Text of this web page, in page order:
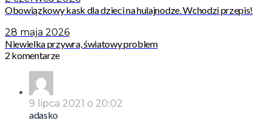
Obowiązkowy kask dla dzieci na hulajnodze. Wchodzi przepis!
28 maja 2026
Niewielka przywra, światowy problem
2 komentarze
9 lipca 2021 o 20:02
adasko